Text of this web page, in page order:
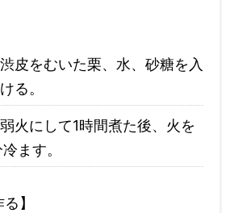
皮をむいた栗、水、砂糖を入
る。
火にして1時間煮た後、火を
ます。
】